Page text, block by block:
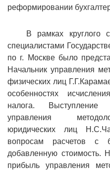
реформировании
В рамках круглого
специалистами
по г. Москве было
Начальник управления
физических лиц
особенностях
налога. Выступление
управления
юридических лиц
вопросам расчетов с
добавленную стоимость.
прибыль управления